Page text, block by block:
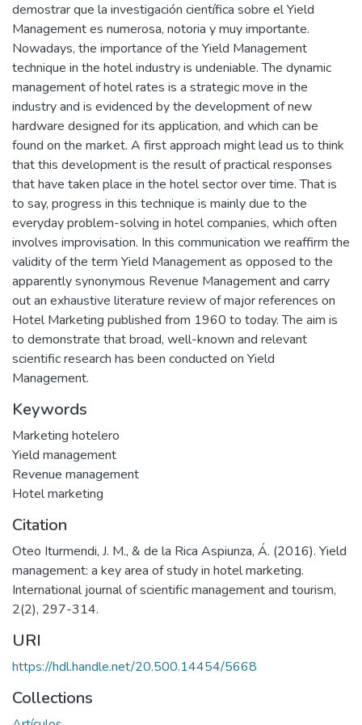
demostrar que la investigación científica sobre el Yield
Management es numerosa, notoria y muy importante.
Nowadays, the importance of the Yield Management
technique in the hotel industry is undeniable. The dynamic
management of hotel rates is a strategic move in the
industry and is evidenced by the development of new
hardware designed for its application, and which can be
found on the market. A first approach might lead us to think
that this development is the result of practical responses
that have taken place in the hotel sector over time. That is
to say, progress in this technique is mainly due to the
everyday problem-solving in hotel companies, which often
involves improvisation. In this communication we reaffirm the
validity of the term Yield Management as opposed to the
apparently synonymous Revenue Management and carry
out an exhaustive literature review of major references on
Hotel Marketing published from 1960 to today. The aim is
to demonstrate that broad, well-known and relevant
scientific research has been conducted on Yield
Management.
Keywords
Marketing hotelero
Yield management
Revenue management
Hotel marketing
Citation
Oteo Iturmendi, J. M., & de la Rica Aspiunza, Á. (2016). Yield
management: a key area of study in hotel marketing.
International journal of scientific management and tourism,
2(2), 297-314.
URI
https://hdl.handle.net/20.500.14454/5668
Collections